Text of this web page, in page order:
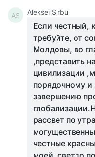
AS Aleksei Sirbu
Если честный,
требуйте, от
Молдовы, во
,представить
цивилизации
порядочному
завершению
рассвет по
честные
моей, светло